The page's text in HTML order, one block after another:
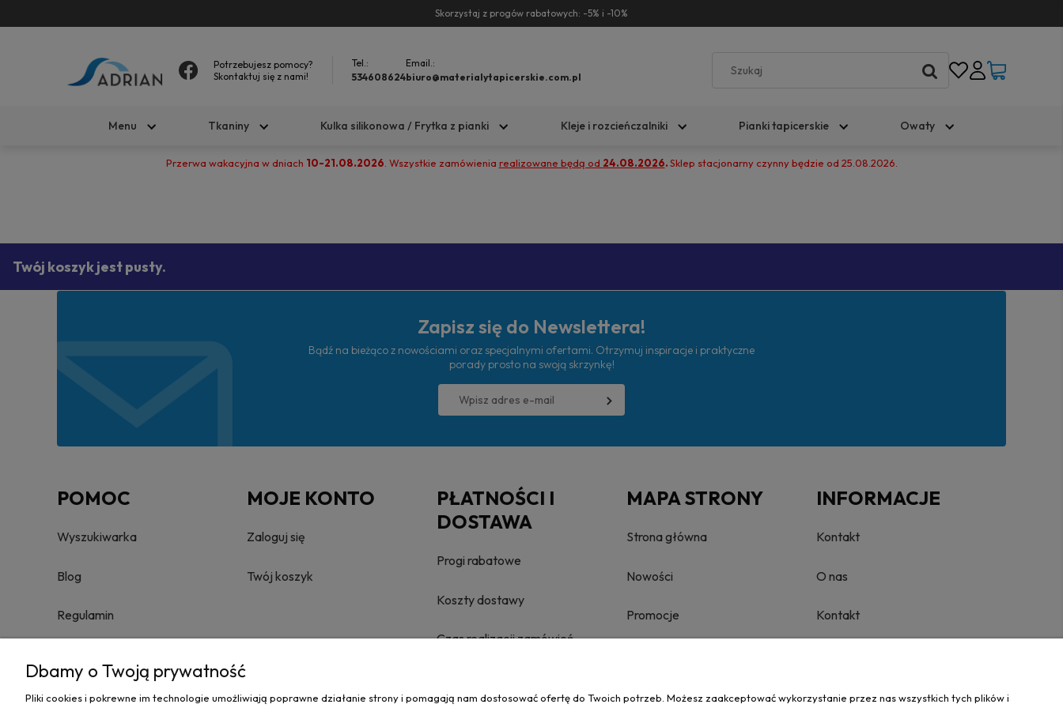
Skorzystaj z progów rabatowych: -5% i -10%
Potrzebujesz pomocy?
Skontaktuj się z nami!
Tel.:
534608624
Email.:
biuro@materialytapicerskie.com.pl
Menu Tkaniny Kulka silikonowa / Frytka z pianki Kleje i rozcieńczalniki Pianki tapicerskie Owaty
Przerwa wakacyjna w dniach 10-21.08.2026 . Wszystkie zamówienia realizowane będą od 24.08.2026.Sklep stacjonarny czynny będzie od 25.08.2026.
Twój koszyk jest pusty.
Zapisz się do Newslettera!
Bądź na bieżąco z nowościami oraz specjalnymi ofertami. Otrzymuj inspiracje i praktyczne
porady prosto na swoją skrzynkę!
POMOC
Wyszukiwarka
Blog
Regulamin
Towary nie podlegające zwrotowi
MOJE KONTO
Zaloguj się
Twój koszyk
PŁATNOŚCI I
DOSTAWA
Progi rabatowe
Koszty dostawy
Czas realizacji zamówień
MAPA STRONY
Strona główna
Nowości
Promocje
INFORMACJE
Kontakt
O nas
Kontakt
Dbamy o Twoją prywatność
Pliki cookies i pokrewne im technologie umożliwiają poprawne działanie strony i pomagają nam dostosować ofertę do Twoich potrzeb. Możesz zaakceptować wykorzystanie przez nas wszystkich tych plików i